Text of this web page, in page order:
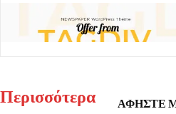
Περισσότερα ΑΦΗΣΤΕ